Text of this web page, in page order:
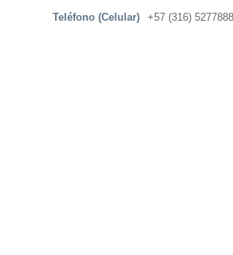
Teléfono (Celular) +57 (316) 5277888